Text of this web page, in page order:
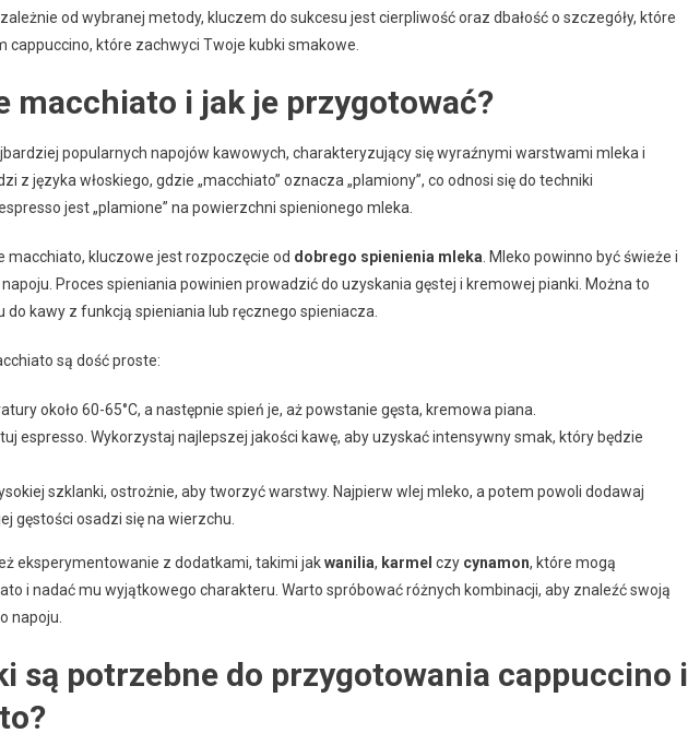
od wybranej metody, kluczem do sukcesu jest cierpliwość oraz dbałość o szczegóły, które
które zachwyci Twoje kubki smakowe.
macchiato i jak je przygotować?
popularnych napojów kawowych, charakteryzujący się wyraźnymi warstwami mleka i
z języka włoskiego, gdzie „macchiato” oznacza „plamiony”, co odnosi się do techniki
jest „plamione” na powierzchni spienionego mleka.
kluczowe jest rozpoczęcie od dobrego spienienia mleka . Mleko powinno być świeże i
Proces spieniania powinien prowadzić do uzyskania gęstej i kremowej pianki. Można to
kawy z funkcją spieniania lub ręcznego spieniacza.
są dość proste:
około 60-65°C, a następnie spień je, aż powstanie gęsta, kremowa piana.
espresso. Wykorzystaj najlepszej jakości kawę, aby uzyskać intensywny smak, który będzie
szklanki, ostrożnie, aby tworzyć warstwy. Najpierw wlej mleko, a potem powoli dodawaj
gęstości osadzi się na wierzchu.
eksperymentowanie z dodatkami, takimi jakwanilia, karmel czy cynamon, które mogą
i nadać mu wyjątkowego charakteru. Warto spróbować różnych kombinacji, aby znaleźć swoją
napoju.
są potrzebne do przygotowania cappuccino i